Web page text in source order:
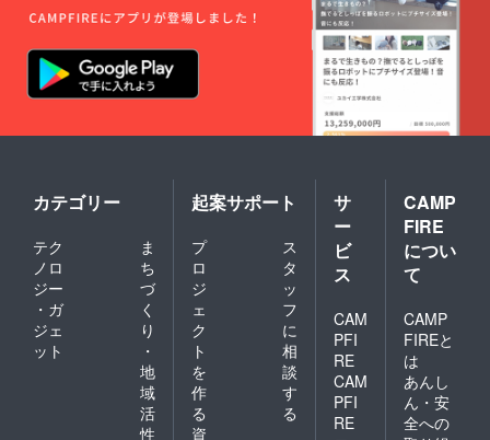
カテゴリー
テク
ノロ
ジー
・ガ
ジェ
ット
ま
ち
づ
く
り
・
地
域
活
性
起案サポート
プ
ロ
ジ
ェ
ク
ト
を
作
る
ス
タ
ッ
フ
に
相
談
す
る
資
サ
ー
ビ
ス
CAM
PFI
RE
CAM
PFI
RE
CAMP
FIRE
につい
て
CAMP
FIREと
は
あんし
ん・安
全への